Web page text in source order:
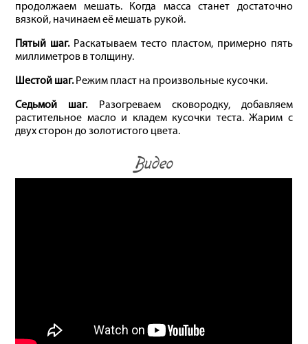
продолжаем мешать. Когда масса станет достаточно
вязкой, начинаем её мешать рукой.
Пятый шаг.Раскатываем тесто пластом, примерно пять
миллиметров в толщину.
Шестой шаг.Режим пласт на произвольные кусочки.
Седьмой шаг.Разогреваем сковородку, добавляем
растительное масло и кладем кусочки теста. Жарим с
двух сторон до золотистого цвета.
Видео